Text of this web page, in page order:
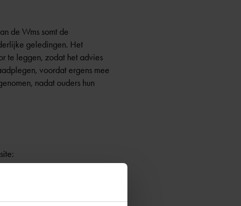
de Wms somt de
geledingen. Het
te leggen, zodat het advies
voordat ergens mee
nadat ouders hun
de MR is samengesteld en